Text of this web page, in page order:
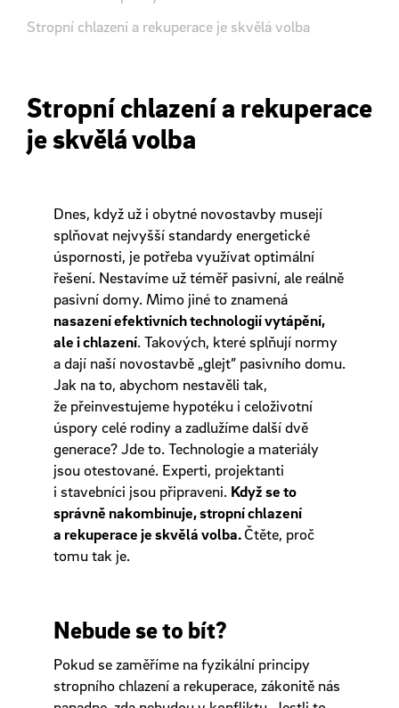
Stropní chlazení a rekuperace je skvělá volba
Stropní chlazení a rekuperace
je skvělá volba
Dnes, když už i obytné novostavby musejí
splňovat nejvyšší standardy energetické
úspornosti, je potřeba využívat optimální
řešení. Nestavíme už téměř pasivní, ale reálně
pasivní domy. Mimo jiné to znamená
nasazení efektivních technologií vytápění,
ale i chlazení. Takových, které splňují normy
a dají naší novostavbě „glejt” pasivního domu.
Jak na to, abychom nestavěli tak,
že přeinvestujeme hypotéku i celoživotní
úspory celé rodiny a zadlužíme další dvě
generace? Jde to. Technologie a materiály
jsou otestované. Experti, projektanti
i stavebníci jsou připraveni. Když se to
správně nakombinuje, stropní chlazení
a rekuperace je skvělá volba.Čtěte, proč
tomu tak je.
Nebude se to bít?
Pokud se zaměříme na fyzikální principy
stropního chlazení a rekuperace, zákonitě nás